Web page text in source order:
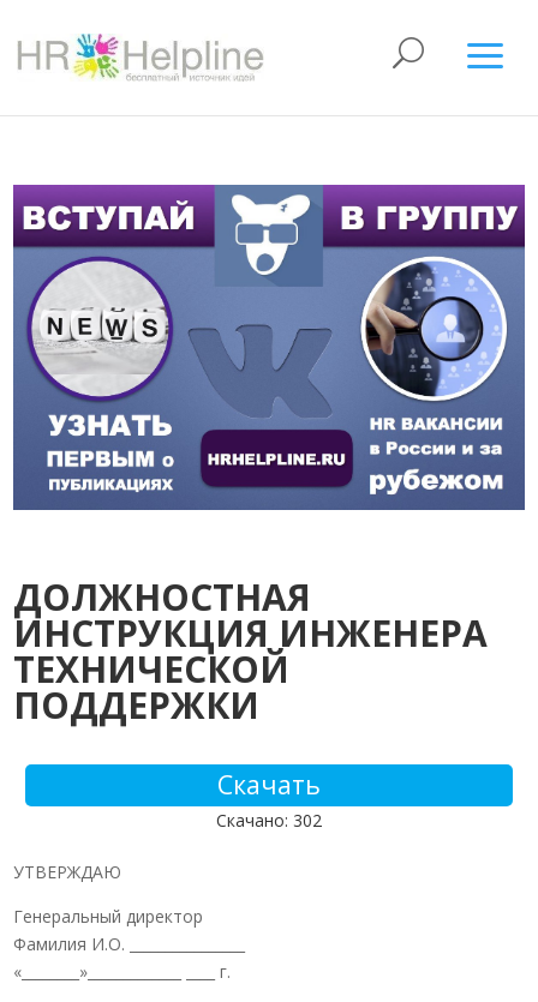
ДОЛЖНОСТНАЯ
ИНСТРУКЦИЯ ИНЖЕНЕРА
ТЕХНИЧЕСКОЙ
ПОДДЕРЖКИ
Скачать
Скачано: 302
УТВЕРЖДАЮ
Генеральный директор
Фамилия И.О. ________________
«________»_____________ ____ г.